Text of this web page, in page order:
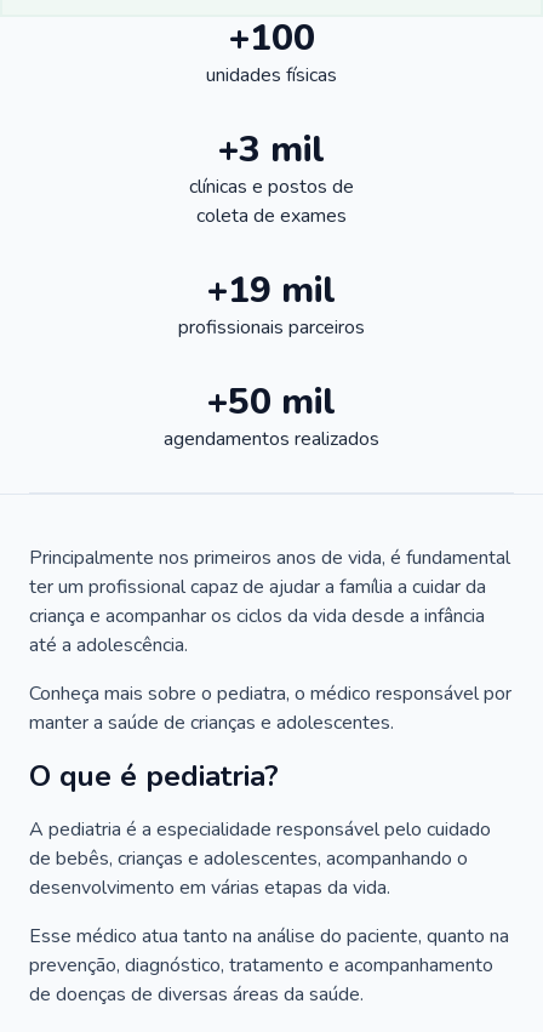
+100
unidades físicas
+3 mil
clínicas e postos de
coleta de exames
+19 mil
profissionais parceiros
+50 mil
agendamentos realizados
Principalmente nos primeiros anos de vida, é fundamental
ter um profissional capaz de ajudar a família a cuidar da
criança e acompanhar os ciclos da vida desde a infância
até a adolescência.
Conheça mais sobre o pediatra, o médico responsável por
manter a saúde de crianças e adolescentes.
O que é pediatria?
A pediatria é a especialidade responsável pelo cuidado
de bebês, crianças e adolescentes, acompanhando o
desenvolvimento em várias etapas da vida.
Esse médico atua tanto na análise do paciente, quanto na
prevenção, diagnóstico, tratamento e acompanhamento
de doenças de diversas áreas da saúde.